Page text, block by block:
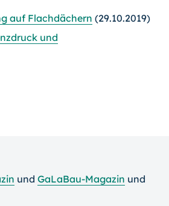
auf Flachdächern (29.10.2019)
und
und GaLaBau-Magazin und